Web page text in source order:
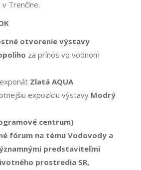
Trenčíne.
otvorenie výstavy
za prínos vo vodnom
Zlatá AQUA
expozíciu výstavy Modrý
centrum)
fórum na tému Vodovody a
predstaviteľmi
prostredia SR,